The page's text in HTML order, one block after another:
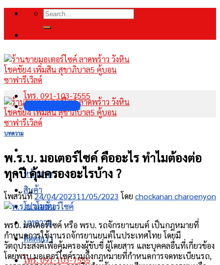
Skip
content
Search
หน้าแรก
สินค้า
โปรโมชั่น
บทความ
ติดต่อเรา
โทร. 091-103-7555
โทร. 091-103-7555
INBOX FANPAGE
บทความ
พ.ร.บ. มอเตอร์ไซค์ คืออะไร ทำไมต้องต่อ
ทุกปี คุ้มครองอะไรบ้าง ?
โพสวันที่24/04/202311/05/2023 โดยchockanan charoenyon
พรบ. มอเตอร์ไซค์ หรือ พรบ. รถจักรยานยนต์ เป็นกฎหมายที่
กำหนดการใช้งานรถจักรยานยนต์ในประเทศไทย โดยมี
วัตถุประสงค์เพื่อคุ้มครองผู้ขับขี่ ผู้โดยสาร และบุคคลอื่นที่เกี่ยวข้อง
โดยพรบ.มอเตอร์ไซค์รวมถึงกฎหมายที่กำหนดการจดทะเบียนรถ,